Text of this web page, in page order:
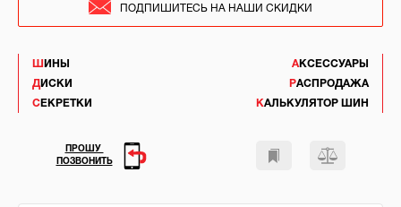
ШИНЫ
ДИСКИ
СЕКРЕТКИ
АКСЕССУАРЫ
РАСПРОДАЖА
КАЛЬКУЛЯТОР ШИН
ПОДПИШИТЕСЬ НА НАШИ СКИДКИ
ПРОШУ
ПОЗВОНИТЬ